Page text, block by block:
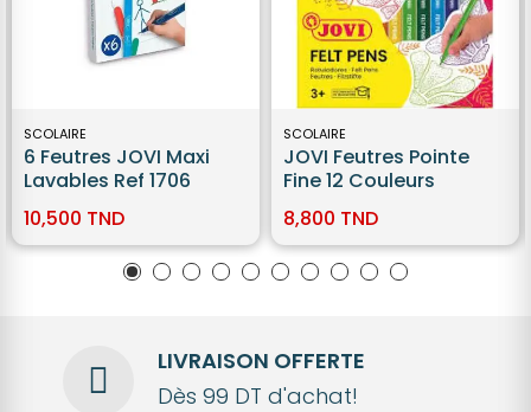
SCOLAIRE
6 Feutres JOVI Maxi
Lavables Ref 1706
10,500 TND
SCOLAIRE
JOVI Feutres Pointe
Fine 12 Couleurs
8,800 TND
LIVRAISON OFFERTE
Dès 99 DT d'achat!